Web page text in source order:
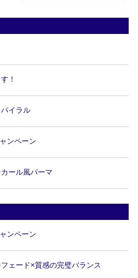
！
イラル
ンペーン
ール風パーマ
ンペーン
ェード×質感の完璧バランス